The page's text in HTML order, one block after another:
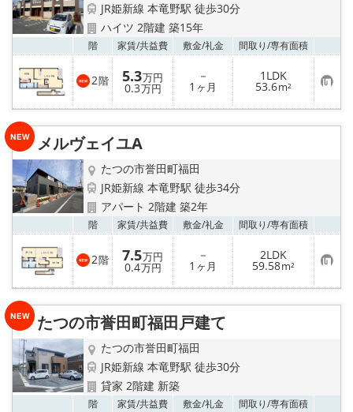
JR姫新線 本竜野駅 徒歩30分
ハイツ 2階建 築15年
階 家賃/共益費 敷金/礼金 間取り/専有面積
2階 5.3万円
0.3万円
－
1 ヶ月
1LDK
53.6m² お
気
に
り
メルヴェイユA
たつの市誉田町福田
JR姫新線 本竜野駅 徒歩34分
アパート 2階建 築2年
階 家賃/共益費 敷金/礼金 間取り/専有面積
2階 7.5万円
0.4万円
－
1 ヶ月
2LDK
59.58m² お
気
に
り
たつの市誉田町福田戸建て
たつの市誉田町福田
JR姫新線 本竜野駅 徒歩30分
貸家 2階建 新築
階 家賃/共益費 敷金/礼金 間取り/専有面積